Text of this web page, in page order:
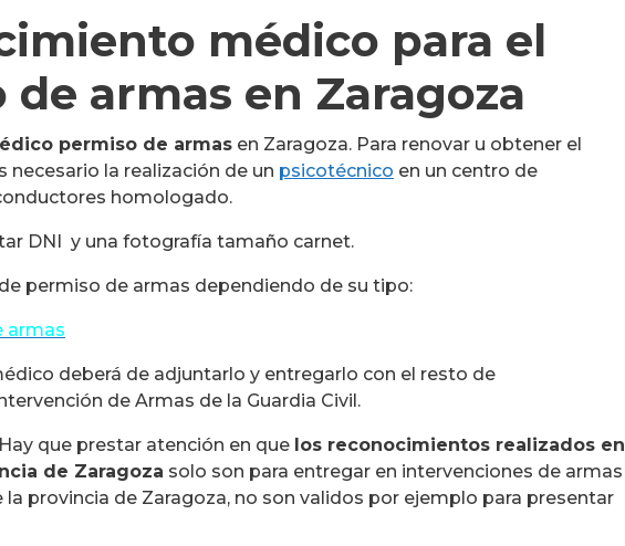
médico para el
de armas en Zaragoza
permiso de armas en Zaragoza. Para renovar u obtener el
necesario la realización de un psicotécnico en un centro de
homologado.
DNI y una fotografía tamaño carnet.
permiso de armas dependiendo de su tipo:
armas
deberá de adjuntarlo y entregarlo con el resto de
de Armas de la Guardia Civil.
que prestar atención en que los reconocimientos realizados en
de Zaragoza solo son para entregar en intervenciones de armas
la provincia de Zaragoza, no son validos por ejemplo para presentar